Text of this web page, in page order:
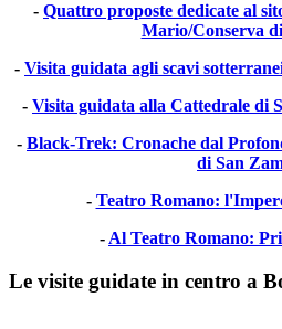
- Quattro proposte dedicate al
Mario/Conserva
- Visita guidata agli scavi
- Visita guidata alla Cattedrale di
- Black-Trek: Cronache dal
di San
- Teatro Romano:
- Al Teatro Romano:
Le visite guidate in centro a